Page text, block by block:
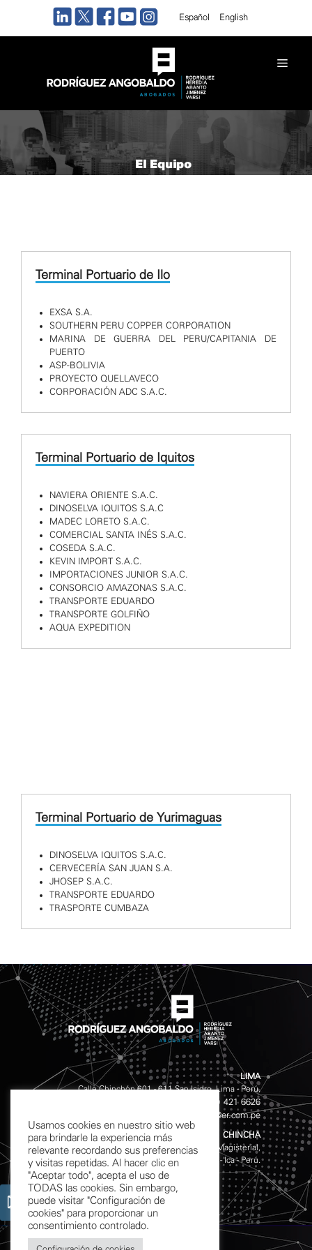
Español English
El Equipo
Terminal Portuario de Ilo
EXSA S.A.
SOUTHERN PERU COPPER CORPORATION
MARINA DE GUERRA DEL PERU/CAPITANIA DE
PUERTO
ASP-BOLIVIA
PROYECTO QUELLAVECO
CORPORACIÓN ADC S.A.C.
Terminal Portuario de Iquitos
NAVIERA ORIENTE S.A.C.
DINOSELVA IQUITOS S.A.C
MADEC LORETO S.A.C.
COMERCIAL SANTA INÉS S.A.C.
COSEDA S.A.C.
KEVIN IMPORT S.A.C.
IMPORTACIONES JUNIOR S.A.C.
CONSORCIO AMAZONAS S.A.C.
TRANSPORTE EDUARDO
TRANSPORTE GOLFIÑO
AQUA EXPEDITION
Terminal Portuario de Yurimaguas
DINOSELVA IQUITOS S.A.C.
CERVECERÍA SAN JUAN S.A.
JHOSEP S.A.C.
TRANSPORTE EDUARDO
TRASPORTE CUMBAZA
LIMA
Calle Chinchón 601 - 611 San Isidro, Lima - Perú.
(511) 421 6626
info@er.com.pe
CHINCHA
Av. Garcilazo de la Vega S/N, Mz. D Lote 10, Urb. Magisterial,
Chincha Alta - Ica - Perú.
Usamos cookies en nuestro sitio web
para brindarle la experiencia más
relevante recordando sus preferencias
y visitas repetidas. Al hacer clic en
"Aceptar todo", acepta el uso de
TODAS las cookies. Sin embargo,
puede visitar "Configuración de
cookies" para proporcionar un
consentimiento controlado.